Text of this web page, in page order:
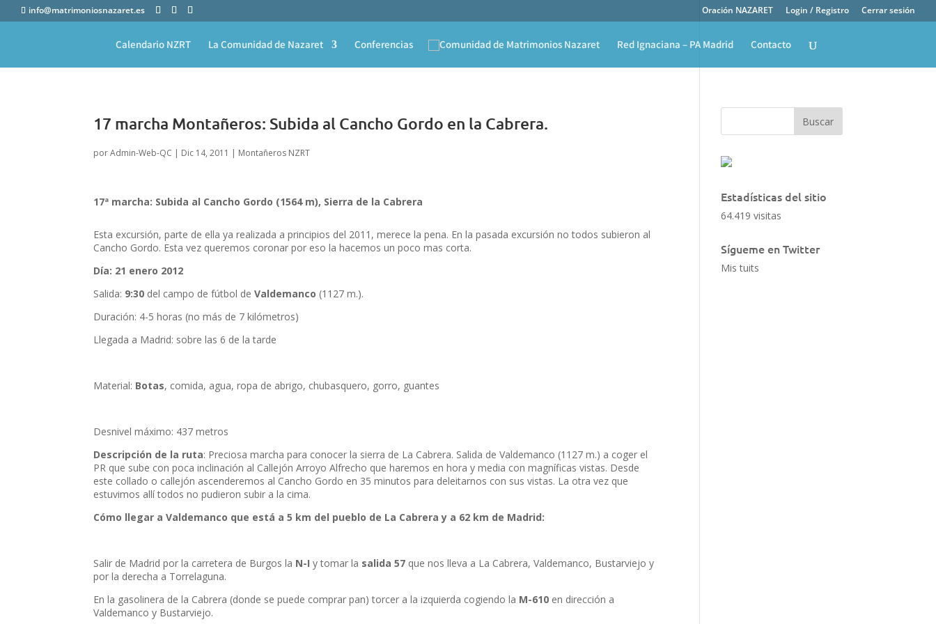
info@matrimoniosnazaret.es Oración NAZARET Login / Registro Cerrar sesión
Calendario NZRT La Comunidad de Nazaret Conferencias Red Ignaciana – PA Madrid Contacto
17 marcha Montañeros: Subida al Cancho Gordo en la Cabrera.
porAdmin-Web-QC | Dic 14, 2011 | Montañeros NZRT
17ª marcha: Subida al Cancho Gordo (1564 m), Sierra de la Cabrera
Esta excursión, parte de ella ya realizada a principios del 2011, merece la pena. En la pasada excursión no todos subieron al
Cancho Gordo. Esta vez queremos coronar por eso la hacemos un poco mas corta.
Día: 21 enero 2012
Salida: 9:30 del campo de fútbol deValdemanco (1127 m.).
Duración: 4-5 horas (no más de 7 kilómetros)
Llegada a Madrid: sobre las 6 de la tarde
Material: Botas, comida, agua, ropa de abrigo, chubasquero, gorro, guantes
Desnivel máximo: 437 metros
Descripción de la ruta: Preciosa marcha para conocer la sierra de La Cabrera. Salida de Valdemanco (1127 m.) a coger el
PR que sube con poca inclinación al Callejón Arroyo Alfrecho que haremos en hora y media con magníficas vistas. Desde
este collado o callejón ascenderemos al Cancho Gordo en 35 minutos para deleitarnos con sus vistas. La otra vez que
estuvimos allí todos no pudieron subir a la cima.
Cómo llegar a Valdemanco que está a 5 km del pueblo de La Cabrera y a 62 km de Madrid:
Salir de Madrid por la carretera de Burgos la N-I y tomar la salida 57 que nos lleva a La Cabrera, Valdemanco, Bustarviejo y
por la derecha a Torrelaguna.
En la gasolinera de la Cabrera (donde se puede comprar pan) torcer a la izquierda cogiendo la M-610 en dirección a
Valdemanco y Bustarviejo.
Estadísticas del sitio
64.419 visitas
Sígueme en Twitter
Mis tuits